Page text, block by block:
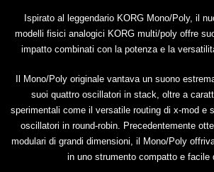
Ispirato al leggendario KORG Mono/Poly, il
modelli fisici analogici KORG multi/poly offre
impatto combinati con la potenza e la
Il Mono/Poly originale vantava un suono
suoi quattro oscillatori in stack, oltre a
sperimentali come il versatile routing di x-mod e
oscillatori in round-robin. Precedentemente
modulari di grandi dimensioni, il Mono/Poly
in uno strumento compatto e facile